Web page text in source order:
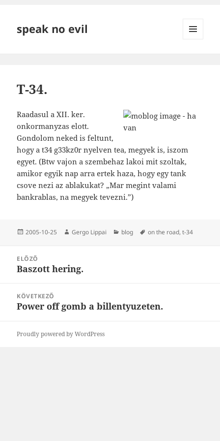
speak no evil
T-34.
Raadasul a XII. ker.
onkormanyzas elott.
Gondolom neked is feltunt,
hogy a t34 g33kz0r nyelven tea, megyek is, iszom
egyet. (Btw vajon a szembehaz lakoi mit szoltak,
amikor egyik nap arra ertek haza, hogy egy tank
csove nezi az ablakukat? „Mar megint valami
bankrablas, na megyek tevezni.”)
Közzétéve
2005-10-25 Szerző
Gergo Lippai Kategória
blog Címke
on the road,t-34
navigáció
ELŐZŐ
Korábbi
Baszott hering.
KÖVETKEZŐ
Következő
Power off gomb a billentyuzeten.
Proudly powered by WordPress